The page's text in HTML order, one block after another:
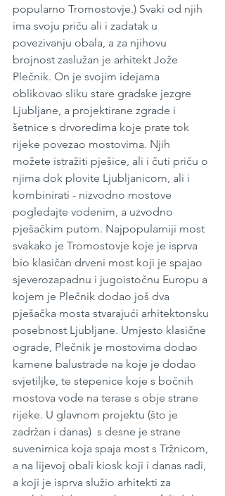
popularno Tromostovje.) Svaki od njih
ima svoju priču ali i zadatak u
povezivanju obala, a za njihovu
brojnost zaslužan je arhitekt Jože
Plečnik. On je svojim idejama
oblikovao sliku stare gradske jezgre
Ljubljane, a projektirane zgrade i
šetnice s drvoredima koje prate tok
rijeke povezao mostovima. Njih
možete istražiti pješice, ali i čuti priču o
njima dok plovite Ljubljanicom, ali i
kombinirati - nizvodno mostove
pogledajte vodenim, a uzvodno
pješačkim putom. Najpopularniji most
svakako je Tromostovje koje je isprva
bio klasičan drveni most koji je spajao
sjeverozapadnu i jugoistočnu Europu a
kojem je Plečnik dodao još dva
pješačka mosta stvarajući arhitektonsku
posebnost Ljubljane. Umjesto klasične
ograde, Plečnik je mostovima dodao
kamene balustrade na koje je dodao
svjetiljke, te stepenice koje s bočnih
mostova vode na terase s obje strane
rijeke. U glavnom projektu (što je
zadržan i danas)  s desne je strane
suvenirnica koja spaja most s Tržnicom,
a na lijevoj obali kiosk koji i danas radi,
a koji je isprva služio arhitekti za